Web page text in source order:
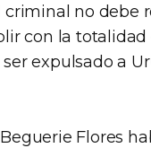
criminal no debe
con la totalidad
expulsado a
Flores